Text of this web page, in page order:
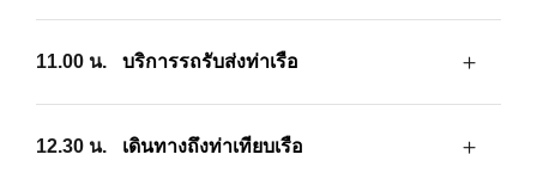
11.00 น. บริการรถรับส่งท่าเรือ
12.30 น. เดินทางถึงท่าเทียบเรือ